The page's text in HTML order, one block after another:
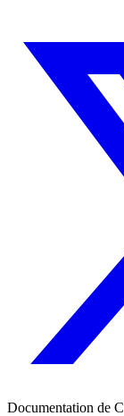
Documentation de